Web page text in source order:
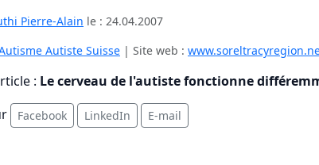
Pierre-Alain le : 24.04.2007
Autiste Suisse | Site web :
: Le cerveau de l'autiste fonctionne
Facebook LinkedIn E-mail